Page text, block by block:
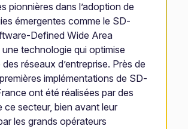
pionnières dans l’adoption de
émergentes comme le SD-
Defined Wide Area
technologie qui optimise
des réseaux d’entreprise. Près de
implémentations de SD-
ont été réalisées par des
ce secteur, bien avant leur
les grands opérateurs